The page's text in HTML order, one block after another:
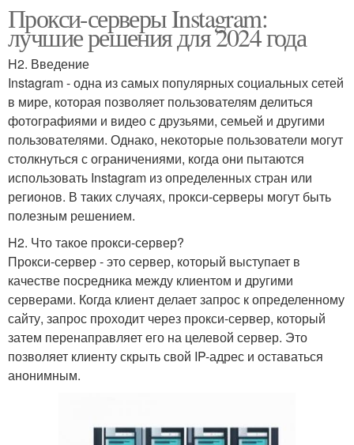
Прокси-серверы Instagram:
лучшие решения для 2024 года
H2. Введение
Instagram - одна из самых популярных социальных сетей
в мире, которая позволяет пользователям делиться
фотографиями и видео с друзьями, семьей и другими
пользователями. Однако, некоторые пользователи могут
столкнуться с ограничениями, когда они пытаются
использовать Instagram из определенных стран или
регионов. В таких случаях, прокси-серверы могут быть
полезным решением.
H2. Что такое прокси-сервер?
Прокси-сервер - это сервер, который выступает в
качестве посредника между клиентом и другими
серверами. Когда клиент делает запрос к определенному
сайту, запрос проходит через прокси-сервер, который
затем перенаправляет его на целевой сервер. Это
позволяет клиенту скрыть свой IP-адрес и оставаться
анонимным.